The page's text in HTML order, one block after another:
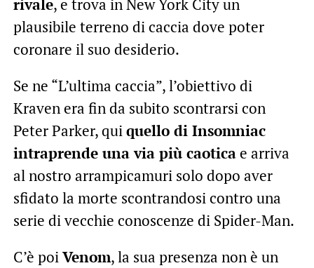
rivale, e trova in New York City un
plausibile terreno di caccia dove poter
coronare il suo desiderio.
Se ne “L’ultima caccia”, l’obiettivo di
Kraven era fin da subito scontrarsi con
Peter Parker, quiquello di Insomniac
intraprende una via più caoticae arriva
al nostro arrampicamuri solo dopo aver
sfidato la morte scontrandosi contro una
serie di vecchie conoscenze di Spider-Man.
C’è poiVenom, la sua presenza non è un